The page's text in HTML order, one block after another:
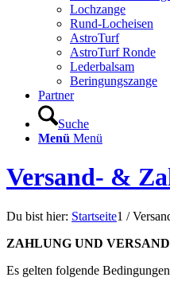
Lochzange
Rund-Locheisen
AstroTurf
AstroTurf Ronde
Lederbalsam
Beringungszange
Partner
Suche
Menü Menü
Versand- &
Du bist hier: Startseite1 /
ZAHLUNG UND VERSAND
Es gelten folgende